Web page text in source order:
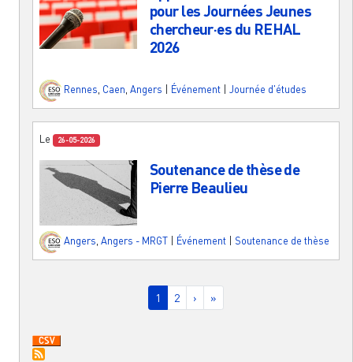
pour les Journées Jeunes
chercheur·es du REHAL
2026
Rennes, Caen, Angers Événement Journée d'études
Le 26-05-2026
Soutenance de thèse de
Pierre Beaulieu
Angers Angers - MRGT Événement Soutenance de thèse
Page courante
1 Page
2 Page suivante
› Dernière page
»